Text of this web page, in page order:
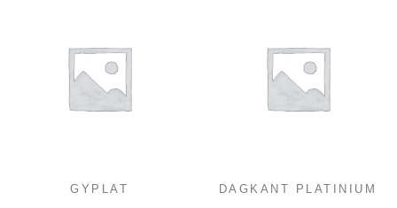
GYPLAT DAGKANT PLATINIUM